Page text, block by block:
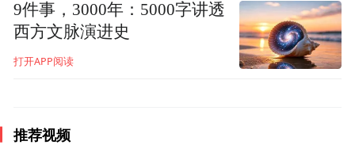
办创意六十年的大型展览，这是值得庆贺之
事，也是我们美院这个夏季重要的学术活
动。作为最早享誉国际的中国平面设计大
9件事，3000年：5000字讲透
西方文脉演进史
打开APP阅读
推荐视频